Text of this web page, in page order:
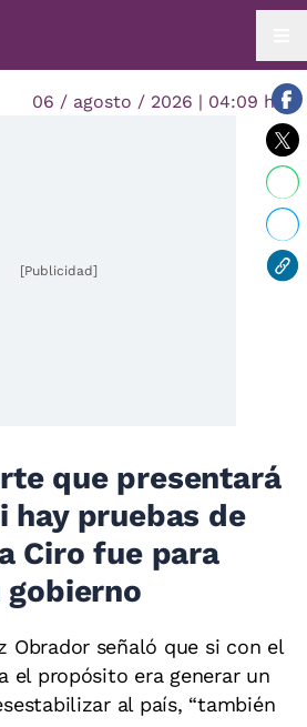
06 / agosto / 2026 | 04:09 hrs.
[Publicidad]
que presentará
hay pruebas de
Ciro fue para
Obrador señaló que si con el
el propósito era generar un
al país, “también